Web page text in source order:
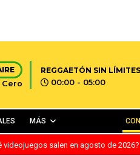
Cero
REGGAETÓN SIN LÍMITES
00:00 - 05:00
MÁS
videojuegos salen en agosto de